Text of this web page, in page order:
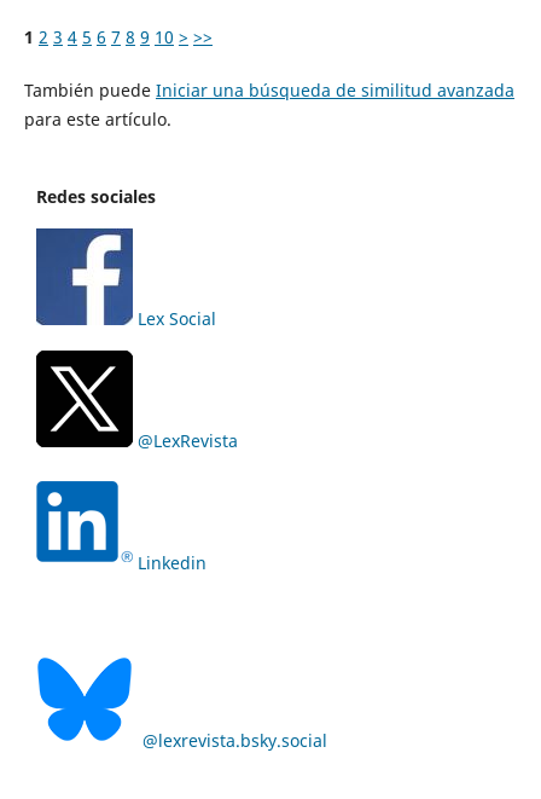
1 2 3 4 5 6 7 8 9 10 > >>
También puede Iniciar una búsqueda de similitud avanzada
para este artículo.
Redes sociales
Lex Social
@LexRevista
Linkedin
@lexrevista.bsky.social